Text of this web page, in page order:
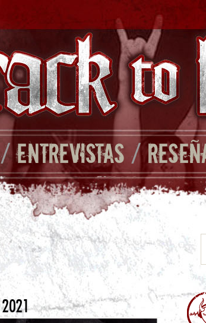
ENTREVISTAS /
2021